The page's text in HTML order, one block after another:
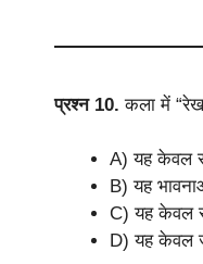
प्रश्न 10. कला में
A) यह केवल
B) यह
C) यह केवल
D) यह केवल